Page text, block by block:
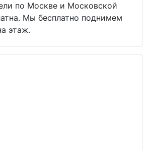
по Москве и Московской
Мы бесплатно поднимем
этаж.